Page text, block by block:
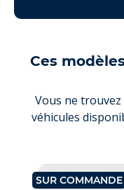
Ces
Vous ne
véhicules
SUR COMMANDE